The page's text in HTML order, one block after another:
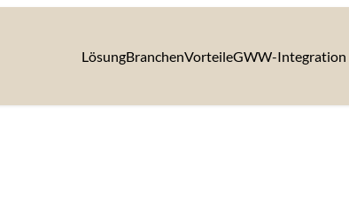
LösungBranchenVorteileGWW-Integration